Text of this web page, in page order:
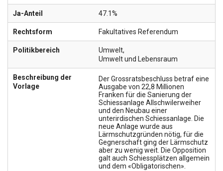
Ja-Anteil 47.1%
Rechtsform Fakultatives Referendum
Politikbereich Umwelt,
Umwelt und Lebensraum
Beschreibung der
Vorlage
Der Grossratsbeschluss betraf eine
Ausgabe von 22,8 Millionen
Franken für die Sanierung der
Schiessanlage Allschwilerweiher
und den Neubau einer
unterirdischen Schiessanlage. Die
neue Anlage wurde aus
Lärmschutzgründen nötig, für die
Gegnerschaft ging der Lärmschutz
aber zu wenig weit. Die Opposition
galt auch Schiessplätzen allgemein
und dem «Obligatorischen».